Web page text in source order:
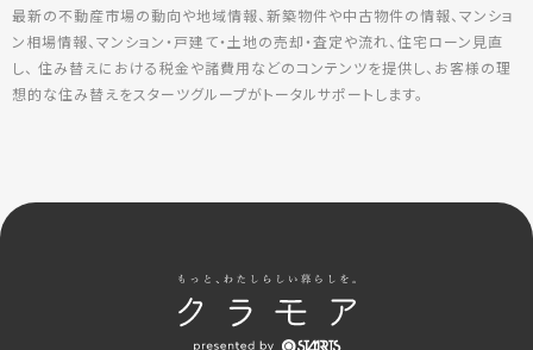
最新の不動産市場の動向や地域情報、新築物件や中古物件の情報、マンショ
ン相場情報、マンション・戸建て・土地の売却・査定や流れ、住宅ローン見直
し、 住み替えにおける税金や諸費用などのコンテンツを提供し、お客様の理
想的な住み替えをスターツグループがトータルサポートします。